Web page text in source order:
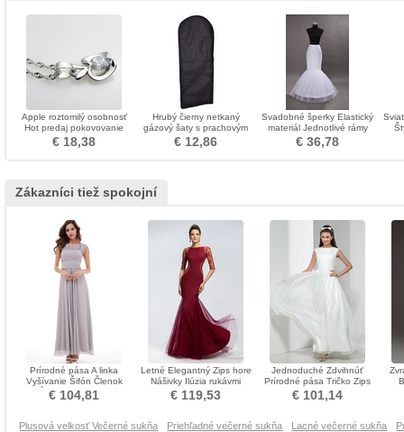
Apple roztomilý osobnosť
Hot predaj pokovovanie
náhrdelník
€ 18,38
Hrubý čierny netkaný
gázový šaty s prachovým
krytom
€ 12,86
Svadobné šperky Elastický
materiál Jednotlivé rámy
Biela morská panna
Spandex
€ 36,78
Zákazníci tiež spokojní
Prírodné pása A linka
Vyšívanie Šifón Členok
dĺžka Večerné šaty
€ 104,81
Letné Elegantný Zips hore
Nášivky Ilúzia rukávmi
Večerné šaty
€ 119,53
Jednoduché Zdvihnúť
Prírodné pása Tričko Zips
nahor Večerné šaty
€ 101,14
Plusová velkosť Večerné sukňa Priehľadné večerné sukňa Lacné večerné sukňa